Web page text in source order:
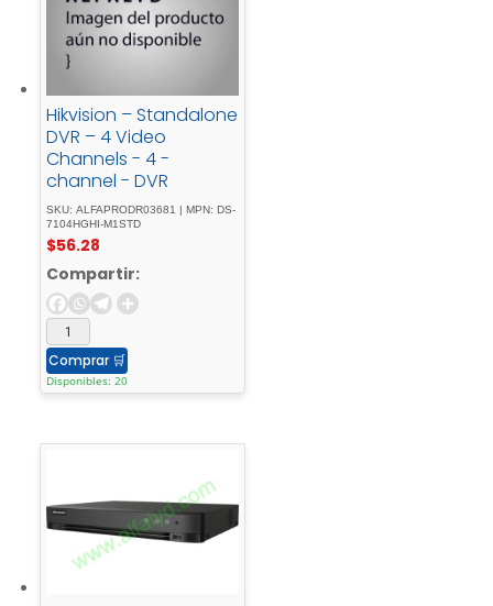
Hikvision – Standalone
DVR – 4 Video
Channels - 4 -
channel - DVR
SKU: ALFAPRODR03681 | MPN: DS-
7104HGHI-M1STD
$56.28
Compartir:
Comprar 🛒
Disponibles: 20